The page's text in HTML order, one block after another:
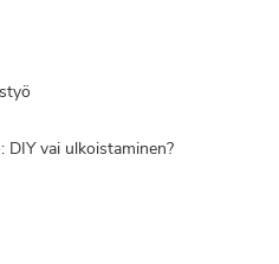
vai ulkoistaminen?